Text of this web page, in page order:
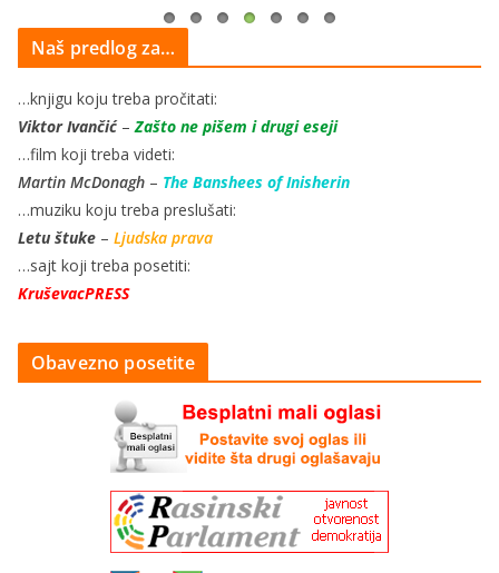
Naš predlog za…
…knjigu koju treba pročitati:
Viktor Ivančić–Zašto ne pišem i drugi eseji
…film koji treba videti:
Martin McDonagh – The Banshees of Inisherin
…muziku koju treba preslušati:
Letu štuke – Ljudska prava
…sajt koji treba posetiti:
KruševacPRESS
Obavezno posetite